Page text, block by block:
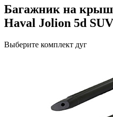
Багажник на
Haval Jolion 5d
Выберите комплект дуг